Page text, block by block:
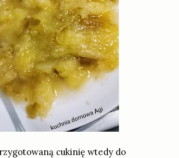
cukinię wtedy do